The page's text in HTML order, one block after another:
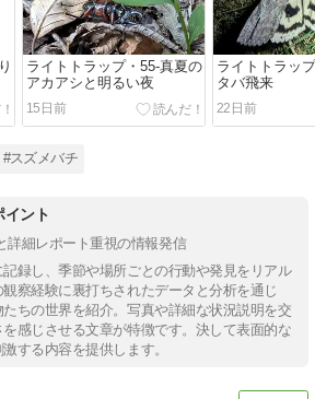
ライトトラップ・55-真夏の
アカアシと明るい夜
15日前
ライトトラッ
タバ飛来
22日前
#スズメバチ
イント
詳細レポート重視の情報発信
録し、季節や場所ごとの行動や発見をリアル
察経験に裏打ちされたデータと分析を通じ
ちの世界を紹介。写真や詳細な状況説明を交
感じさせる文章が特徴です。決して表面的な
する内容を提供します。